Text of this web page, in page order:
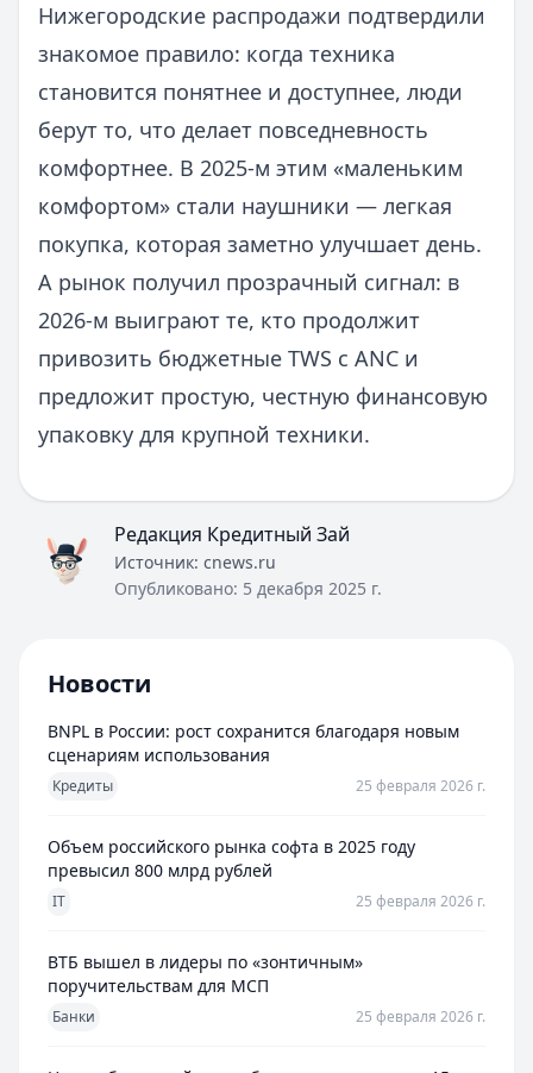
Нижегородские распродажи подтвердили
знакомое правило: когда техника
становится понятнее и доступнее, люди
берут то, что делает повседневность
комфортнее. В 2025-м этим «маленьким
комфортом» стали наушники — легкая
покупка, которая заметно улучшает день.
А рынок получил прозрачный сигнал: в
2026-м выиграют те, кто продолжит
привозить бюджетные TWS с ANC и
предложит простую, честную финансовую
упаковку для крупной техники.
Редакция Кредитный Зай
Источник: cnews.ru
Опубликовано: 5 декабря 2025 г.
Новости
BNPL в России: рост сохранится благодаря новым
сценариям использования
Кредиты 25 февраля 2026 г.
Объем российского рынка софта в 2025 году
превысил 800 млрд рублей
IT 25 февраля 2026 г.
ВТБ вышел в лидеры по «зонтичным»
поручительствам для МСП
Банки 25 февраля 2026 г.